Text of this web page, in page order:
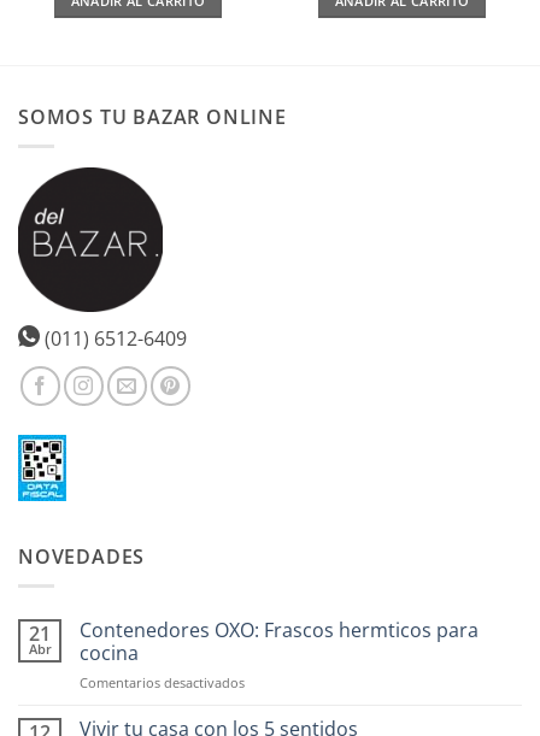
SOMOS TU BAZAR ONLINE
(011) 6512-6409
NOVEDADES
21
Abr
Contenedores OXO: Frascos hermticos para
cocina
Comentarios desactivadosen
OXO:
Vivir tu casa con los 5 sentidos